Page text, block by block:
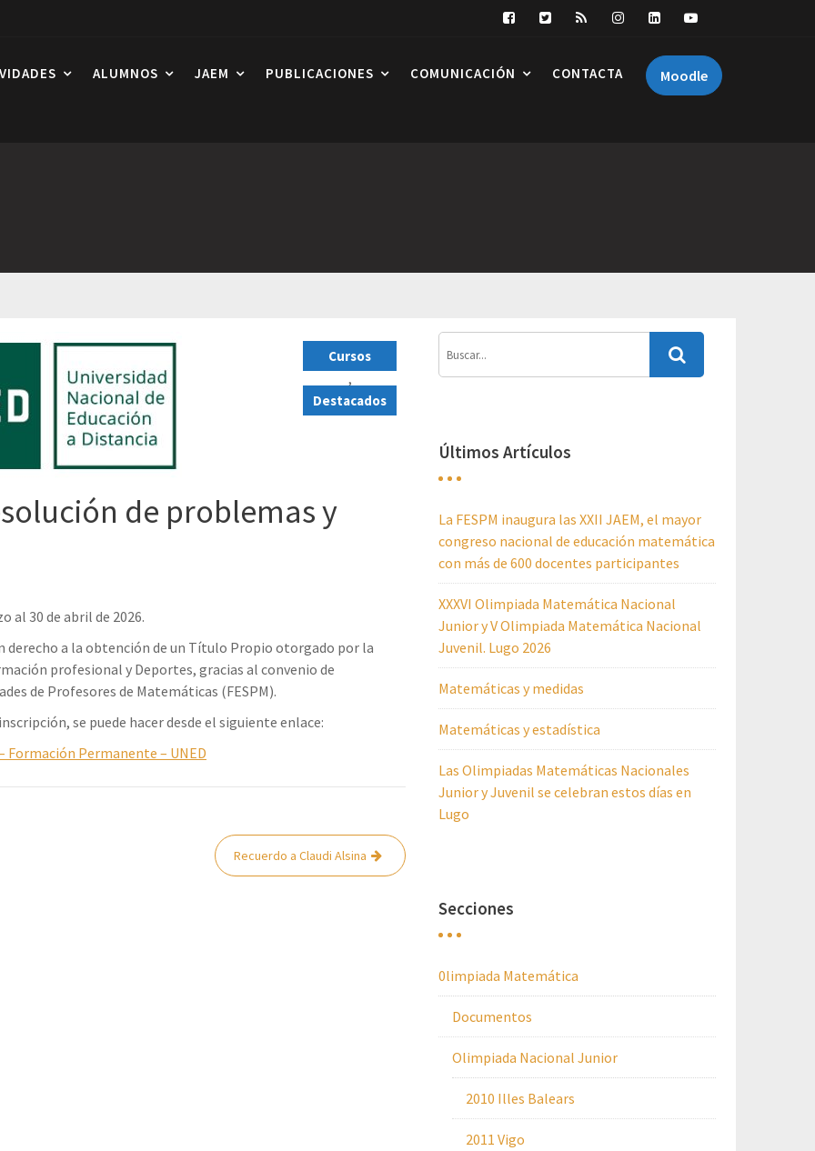
Moodle
ALUMNOS JAEM PUBLICACIONES COMUNICACIÓN CONTACTA
Cursos
,
Destacados
de problemas y
al 30 de abril de 2026.
derecho a la obtención de un Título Propio otorgado por la
profesional y Deportes, gracias al convenio de
de Profesores de Matemáticas (FESPM).
se puede hacer desde el siguiente enlace:
Permanente – UNED
Recuerdo a Claudi Alsina
Últimos Artículos
La FESPM inaugura las XXII JAEM, el mayor
congreso nacional de educación matemática
con más de 600 docentes participantes
XXXVI Olimpiada Matemática Nacional
Junior y V Olimpiada Matemática Nacional
Juvenil. Lugo 2026
Matemáticas y medidas
Matemáticas y estadística
Las Olimpiadas Matemáticas Nacionales
Junior y Juvenil se celebran estos días en
Lugo
Secciones
0limpiada Matemática
Documentos
Olimpiada Nacional Junior
2010 Illes Balears
2011 Vigo